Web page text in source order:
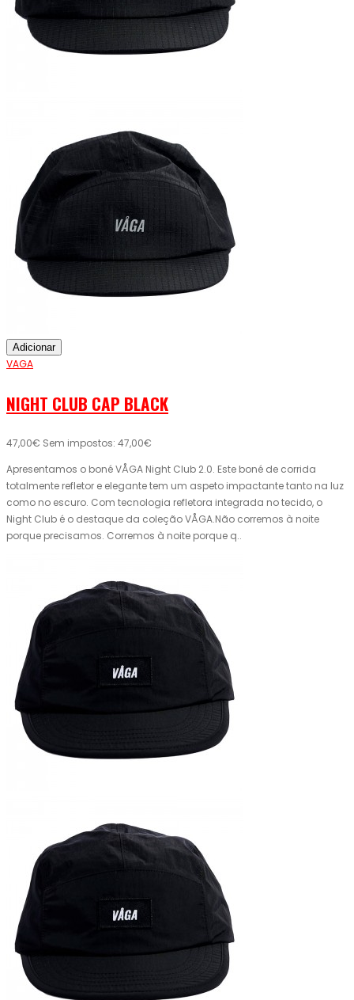
Adicionar
VAGA
NIGHT CLUB CAP BLACK
47,00€ Sem impostos: 47,00€
Apresentamos o boné VÅGA Night Club 2.0. Este boné de corrida
totalmente refletor e elegante tem um aspeto impactante tanto na luz
como no escuro. Com tecnologia refletora integrada no tecido, o
Night Club é o destaque da coleção VÅGA.Não corremos à noite
porque precisamos. Corremos à noite porque q..